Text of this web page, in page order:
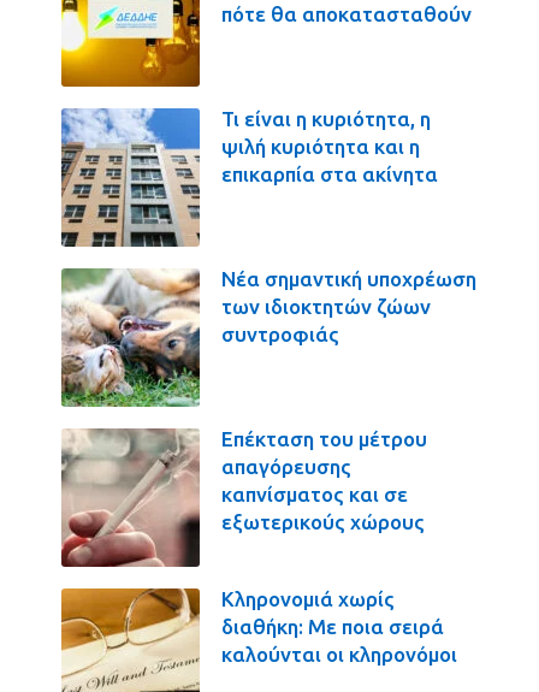
πότε θα αποκατασταθούν
Τι είναι η κυριότητα, η
ψιλή κυριότητα και η
επικαρπία στα ακίνητα
Νέα σημαντική υποχρέωση
των ιδιοκτητών ζώων
συντροφιάς
Επέκταση του μέτρου
απαγόρευσης
καπνίσματος και σε
εξωτερικούς χώρους
Κληρονομιά χωρίς
διαθήκη: Με ποια σειρά
καλούνται οι κληρονόμοι